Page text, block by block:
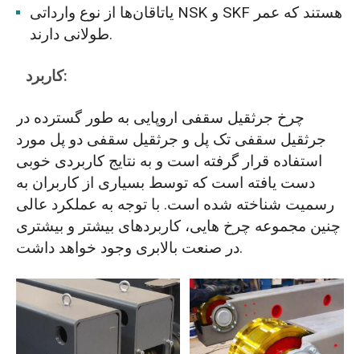
یاتاقان‌ها از نوع وارداتی NSK و SKF هستند که عمر
طولانی دارند.
کاربرد:
چرخ جرثقیل سقفی اروپایی به طور گسترده در
جرثقیل سقفی تک پل و جرثقیل سقفی دو پل مورد
استفاده قرار گرفته است و به نتایج کاربردی خوبی
دست یافته است که توسط بسیاری از کاربران به
رسمیت شناخته شده است. با توجه به عملکرد عالی
چنین مجموعه چرخ هایی، کاربردهای بیشتر و بیشتری
در صنعت بالابری وجود خواهد داشت.